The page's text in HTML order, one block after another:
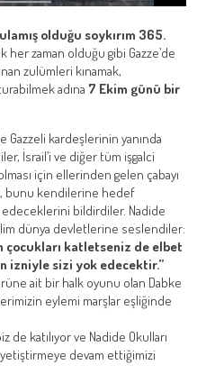
olduğu soykırım 365.
her zaman olduğu gibi Gazze’de
zulümleri kınamak,
adına 7 Ekim günü bir
kardeşlerinin yanında
İsrail’i ve diğer tüm işgalci
için ellerinden gelen çabayı
bunu kendilerine hedef
bildirdiler. Nadide
dünya devletlerine seslendiler:
çocukları katletseniz de elbet
izniyle sizi yok edecektir.”
ait bir halk oyunu olan Dabke
eylemi marşlar eşliğinde
katılıyor ve Nadide Okulları
devam ettiğimizi